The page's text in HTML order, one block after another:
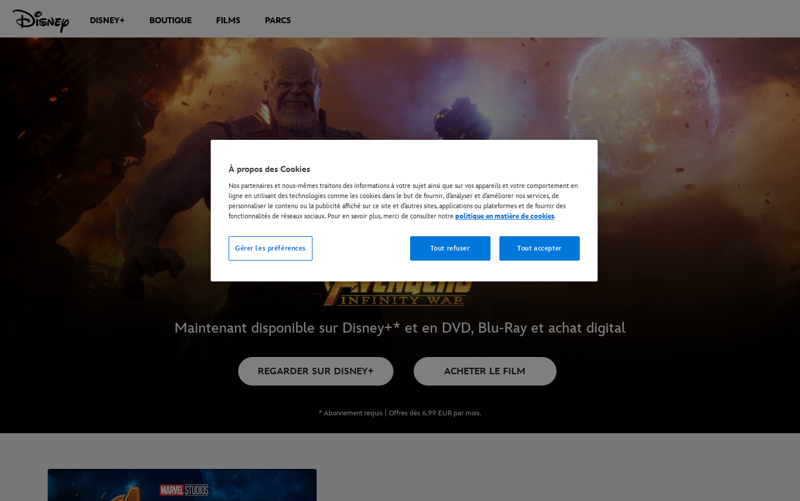
DISNEY+ BOUTIQUE FILMS PARCS
Maintenant disponible sur Disney+* et en DVD, Blu-Ray et achat digital
REGARDER SUR DISNEY+ ACHETER LE FILM
* Abonnement requis | Offres dès 6,99 EUR par mois.
À propos des Cookies
Nos partenaires et nous-mêmes traitons des informations à votre sujet ainsi que sur vos appareils et votre comportement en
ligne en utilisant des technologies comme les cookies dans le but de fournir, d’analyser et d’améliorer nos services, de
personnaliser le contenu ou la publicité affiché sur ce site et d’autres sites, applications ou plateformes et de fournir des
fonctionnalités de réseaux sociaux. Pour en savoir plus, merci de consulter notre politique en matière de cookies.
Gérer les préférences Tout refuser Tout accepter